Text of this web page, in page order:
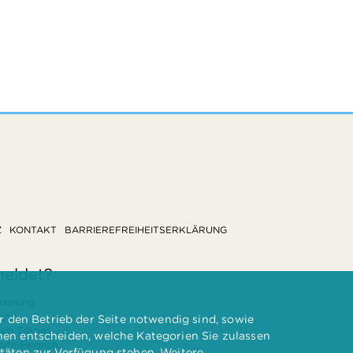
KONTAKT BARRIEREFREIHEITSERKLÄRUNG
Träger
Bereich.
den Betrieb der Seite notwendig sind, sowie
entscheiden, welche Kategorien Sie zulassen